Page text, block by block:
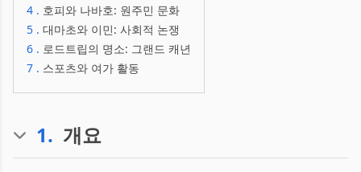
4 . 호피와 나바호: 원주민 문화
5 . 대마초와 이민: 사회적 논쟁
6 . 로드트립의 명소: 그랜드 캐년
7 . 스포츠와 여가 활동
1. 개요